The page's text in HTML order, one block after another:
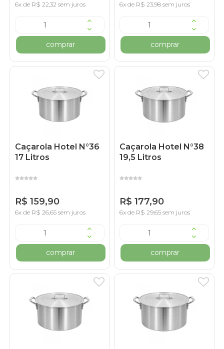
6x de R$ 22,32 sem juros
comprar
6x de R$ 23,98 sem juros
comprar
Caçarola Hotel N°36
17 Litros
R$ 159,90
6x de R$ 26,65 sem juros
comprar
Caçarola Hotel N°38
19,5 Litros
R$ 177,90
6x de R$ 29,65 sem juros
comprar